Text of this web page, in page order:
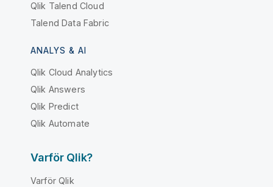
Qlik Talend Cloud
Talend Data Fabric
ANALYS & AI
Qlik Cloud Analytics
Qlik Answers
Qlik Predict
Qlik Automate
Varför Qlik?
Varför Qlik